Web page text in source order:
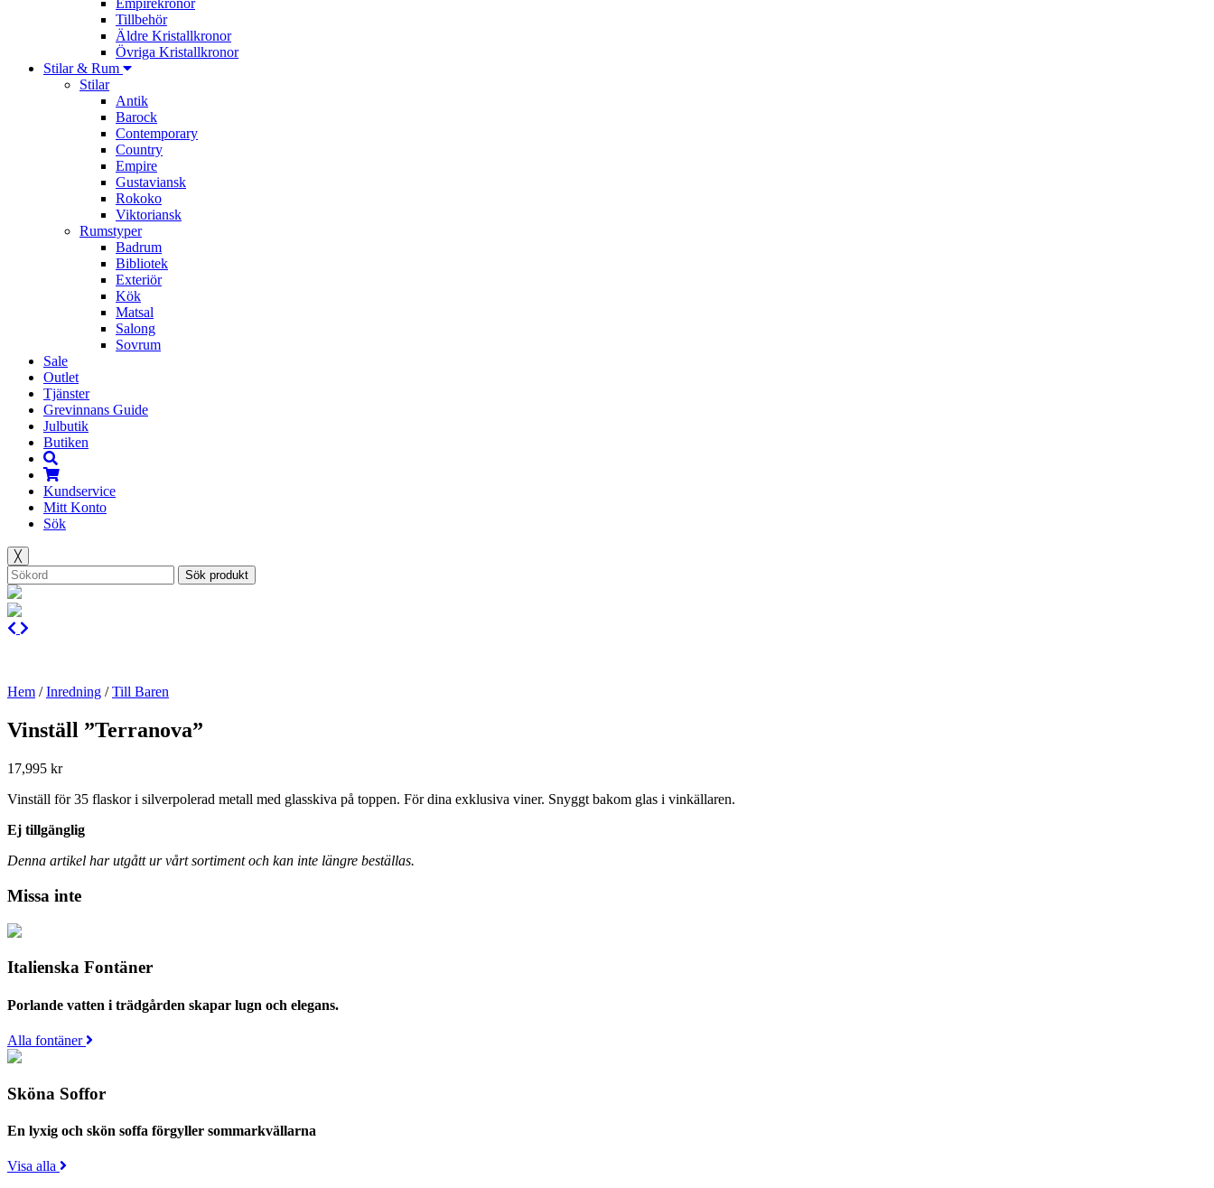
Empirekronor
Tillbehör
Äldre Kristallkronor
Övriga Kristallkronor
Stilar & Rum
Stilar
Antik
Barock
Contemporary
Country
Empire
Gustaviansk
Rokoko
Viktoriansk
Rumstyper
Badrum
Bibliotek
Exteriör
Kök
Matsal
Salong
Sovrum
Sale
Outlet
Tjänster
Grevinnans Guide
Julbutik
Butiken
Kundservice
Mitt Konto
Sök
╳
Sök produkt
Hem /Inredning /Till Baren
Vinställ ”Terranova”
17,995 kr
Vinställ för 35 flaskor i silverpolerad metall med glasskiva på toppen. För dina exklusiva viner. Snyggt bakom glas i vinkällaren.
Ej tillgänglig
Denna artikel har utgått ur vårt sortiment och kan inte längre beställas.
Missa inte
Italienska Fontäner
Porlande vatten i trädgården skapar lugn och elegans.
Alla fontäner
Sköna Soffor
En lyxig och skön soffa förgyller sommarkvällarna
Visa alla